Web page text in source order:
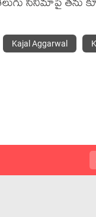
సినిమాపై తను
Kajal Aggarwal